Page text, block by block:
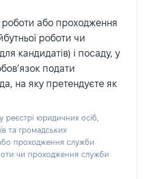
роботи або проходження
роботи чи
кандидатів) і посаду, у
подати
на яку претендуєте як
юридичних осіб,
та громадських
проходження служби
чи проходження служби